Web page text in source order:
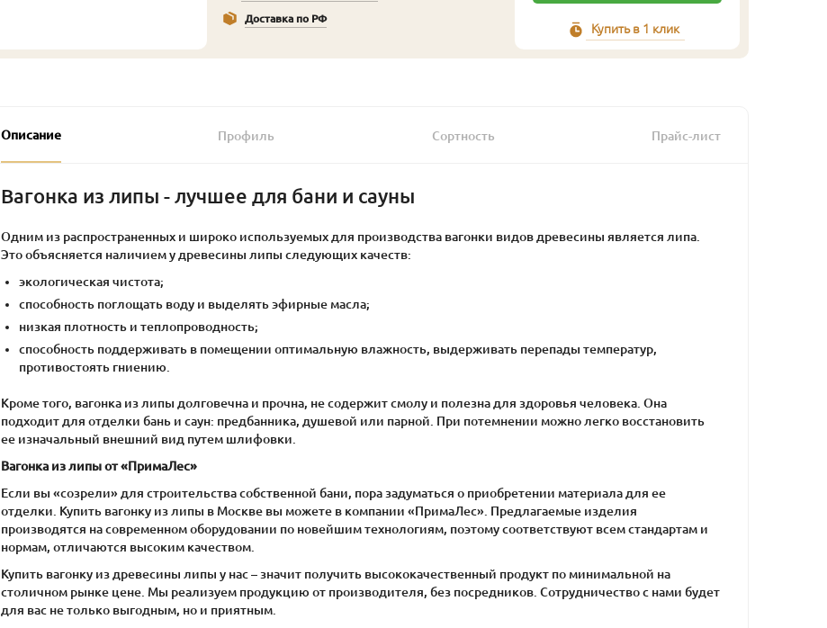
Доставка по РФ
Купить в 1 клик
Описание Профиль Сортность Прайс-лист
Вагонка из липы - лучшее для бани и сауны
Одним из распространенных и широко используемых для производства вагонки видов древесины является липа.
Это объясняется наличием у древесины липы следующих качеств:
экологическая чистота;
способность поглощать воду и выделять эфирные масла;
низкая плотность и теплопроводность;
способность поддерживать в помещении оптимальную влажность, выдерживать перепады температур,
противостоять гниению.
Кроме того, вагонка из липы долговечна и прочна, не содержит смолу и полезна для здоровья человека. Она
подходит для отделки бань и саун: предбанника, душевой или парной. При потемнении можно легко восстановить
ее изначальный внешний вид путем шлифовки.
Вагонка из липы от «ПримаЛес»
Если вы «созрели» для строительства собственной бани, пора задуматься о приобретении материала для ее
отделки. Купить вагонку из липы в Москве вы можете в компании «ПримаЛес». Предлагаемые изделия
производятся на современном оборудовании по новейшим технологиям, поэтому соответствуют всем стандартам и
нормам, отличаются высоким качеством.
Купить вагонку из древесины липы у нас – значит получить высококачественный продукт по минимальной на
столичном рынке цене. Мы реализуем продукцию от производителя, без посредников. Сотрудничество с нами будет
для вас не только выгодным, но и приятным.